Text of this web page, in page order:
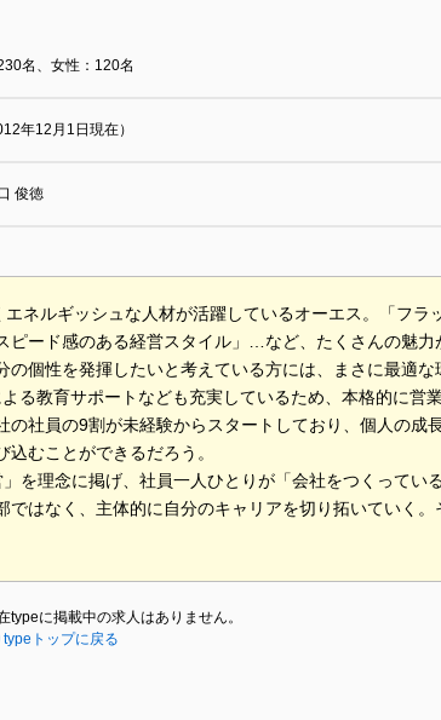
名、女性：120名
年12月1日現在）
俊徳
ネルギッシュな人材が活躍しているオーエス。「フラ
ピード感のある経営スタイル」…など、たくさんの魅
の個性を発揮したいと考えている方には、まさに最適な
る教育サポートなども充実しているため、本格的に営
の社員の9割が未経験からスタートしており、個人の成
込むことができるだろう。
を理念に掲げ、社員一人ひとりが「会社をつくってい
ではなく、主体的に自分のキャリアを切り拓いていく
typeに掲載中の求人はありません。
typeトップに戻る